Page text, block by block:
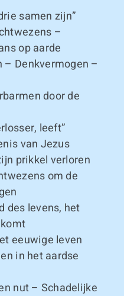
samen zijn”
–
op aarde
Denkvermogen –
door de
leeft”
van Jezus
prikkel verloren
om de
des levens, het
eeuwige leven
in het aardse
nut – Schadelijke